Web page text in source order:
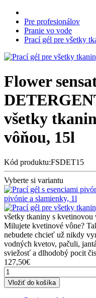
Pre profesionálov
Pranie vo vode
Prací gél pre všetky
Flower
všetky
vôňou, 15l
Kód produktu:FSDET15
Vyberte si variantu
pivónie a slamienky, 1l
všetky tkaniny s kvetinovou
Milujete kvetinové vône?
nebudete chcieť už nikdy
vodných kvetov, pačuli,
sviežosť a dlhodobý pocit
127,50€
Vložiť do košíka